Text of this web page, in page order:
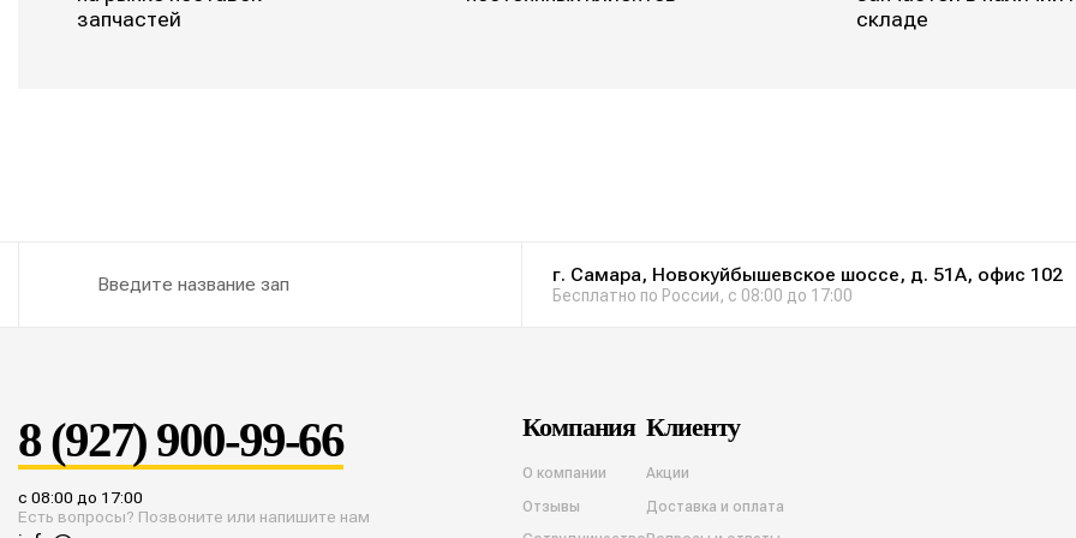
запчастей
складе
г. Самара, Новокуйбышевское шоссе, д. 51А, офис 102
Бесплатно по России, с 08:00 до 17:00
8 (927) 900-99-66
с 08:00 до 17:00
Есть вопросы? Позвоните или напишите нам
Компания
О компании
Отзывы
Клиенту
Акции
Доставка и оплата